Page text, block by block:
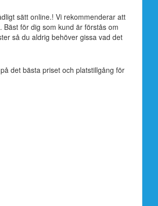
sätt online.! Vi rekommenderar att
för dig som kund är förstås om
så du aldrig behöver gissa vad det
det bästa priset och platstillgång för